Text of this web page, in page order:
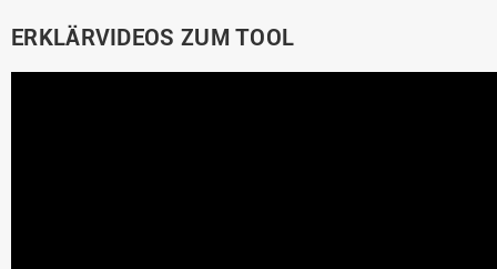
ERKLÄRVIDEOS ZUM TOOL